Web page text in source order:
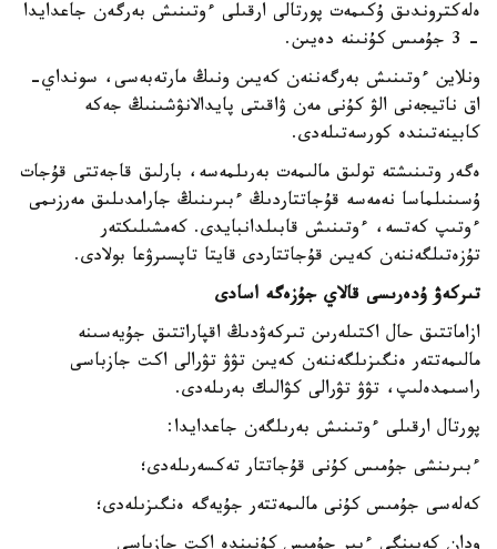
ەلەكتروندىق ۇكىمەت پورتالى ارقىلى ءوتىنىش بەرگەن جاعدايدا
- 3 جۇمىس كۇنىنە دەيىن.
ونلاين ءوتىنىش بەرگەننەن كەيىن ونىڭ مارتەبەسى، سونداي-
اق ناتيجەنى الۋ كۇنى مەن ۋاقىتى پايدالانۋشىنىڭ جەكە
كابينەتىندە كورسەتىلەدى.
ەگەر وتىنىشتە تولىق مالىمەت بەرىلمەسە، بارلىق قاجەتتى قۇجات
ۇسىنىلماسا نەمەسە قۇجاتتاردىڭ ءبىرىنىڭ جارامدىلىق مەرزىمى
ءوتىپ كەتسە، ءوتىنىش قابىلدانبايدى. كەمشىلىكتەر
تۇزەتىلگەننەن كەيىن قۇجاتتاردى قايتا تاپسىرۋعا بولادى.
تىركەۋ ۇدەرىسى قالاي جۇزەگە اسادى
ازاماتتىق حال اكتىلەرىن تىركەۋدىڭ اقپاراتتىق جۇيەسىنە
مالىمەتتەر ەنگىزىلگەننەن كەيىن تۋۋ تۋرالى اكت جازباسى
راسىمدەلىپ، تۋۋ تۋرالى كۋالىك بەرىلەدى.
پورتال ارقىلى ءوتىنىش بەرىلگەن جاعدايدا:
ءبىرىنشى جۇمىس كۇنى قۇجاتتار تەكسەرىلەدى؛
كەلەسى جۇمىس كۇنى مالىمەتتەر جۇيەگە ەنگىزىلەدى؛